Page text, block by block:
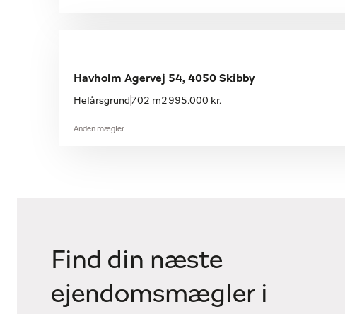
Havholm Agervej 54, 4050 Skibby
Helårsgrund 702 m2 995.000 kr.
Anden mægler
Find din næste
ejendomsmægler i